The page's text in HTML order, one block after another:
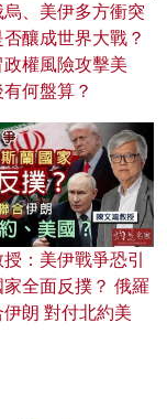
、美伊多方衝突
釀成世界大戰？
權風險攻擊美
何盤算？
：美伊戰爭恐引
全面反撲？ 俄羅
朗 對付北約美